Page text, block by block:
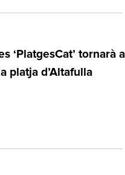
‘PlatgesCat’ tornarà a
platja d’Altafulla